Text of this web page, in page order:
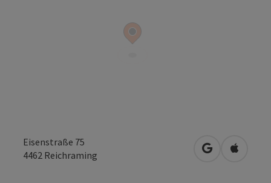
Eisenstraße 75
4462 Reichraming in Google
in